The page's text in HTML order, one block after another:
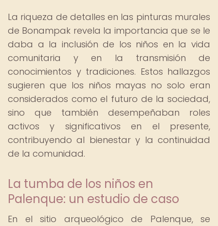
La riqueza de detalles en las pinturas murales
de Bonampak revela la importancia que se le
daba a la inclusión de los niños en la vida
comunitaria y en la transmisión de
conocimientos y tradiciones. Estos hallazgos
sugieren que los niños mayas no solo eran
considerados como el futuro de la sociedad,
sino que también desempeñaban roles
activos y significativos en el presente,
contribuyendo al bienestar y la continuidad
de la comunidad.
La tumba de los niños en
Palenque: un estudio de caso
En el sitio arqueológico de Palenque, se